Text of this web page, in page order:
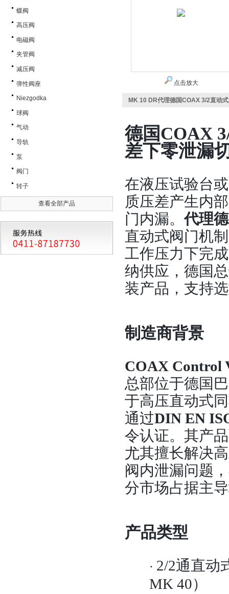
蝶阀
高压阀
电磁阀
夹管阀
减压阀
弹性阀座
Niezgodka
球阀
气动
导轨
泵
阀门
转子
查看全部产品
点击放大
MK 10 DR代理德国COAX 3/2直动
德国COAX
差下零泄漏
在液压试验台
质压差产生内
门内漏。代理
直动式阀门机
工作压力下完
纳供应，德国
装产品，支持
制造商背景
COAX Control
总部位于德国
于高压直动式
通过DIN EN
令认证。其产
尤其擅长解决
阀内泄漏问题
分市场占据主
产品类型
· 2/2通直动
MK 40）